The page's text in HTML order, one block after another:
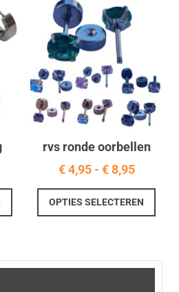
gekozen
worden
productpagina
op
Dit
variaties.
rvs ronde oorbellen
€4,95 - €8,95
€ 4,95
tot
OPTIES SELECTEREN
Dit